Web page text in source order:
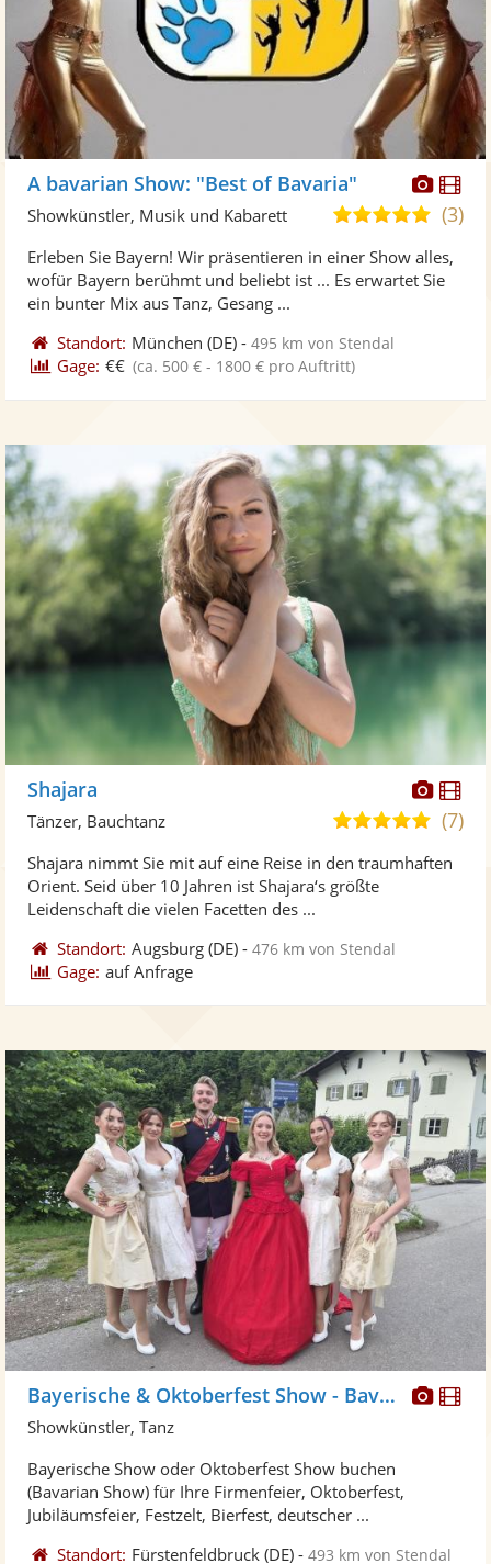
Fotos
A bavarian Show: "Best of Bavaria"
4,8
5
(3)
Showkünstler, Musik und Kabarett
Erleben Sie Bayern! Wir präsentieren in einer Show alles,
wofür Bayern berühmt und beliebt ist ... Es erwartet Sie
ein bunter Mix aus Tanz, Gesang ...
Standort: München (DE) -495 km von Stendal
Gage: €€ (ca. 500 € - 1800 € pro Auftritt)
Fotos
Shajara
5,0
5
(7)
Tänzer, Bauchtanz
Shajara nimmt Sie mit auf eine Reise in den traumhaften
Orient. Seid über 10 Jahren ist Shajara‘s größte
Leidenschaft die vielen Facetten des ...
Standort: Augsburg (DE) -476 km von Stendal
Gage: auf Anfrage
Bayerische & Oktoberfest Show - Bavariaa
Showkünstler, Tanz
Bayerische Show oder Oktoberfest Show buchen
(Bavarian Show) für Ihre Firmenfeier, Oktoberfest,
Jubiläumsfeier, Festzelt, Bierfest, deutscher ...
Standort: Fürstenfeldbruck (DE) -493 km von Stendal